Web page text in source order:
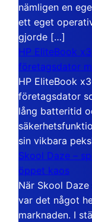
nämligen en
ett eget
gjorde […]
HP EliteBook
företagsdator
HP EliteBook
företagsdator
lång batteritid
sin vikbara
Skool Daze –
öppet kaos
När Skool
var det något
marknaden. I